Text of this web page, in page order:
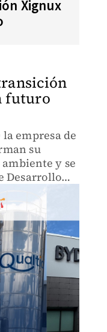
Xignux
futuro
empresa de
su
y se
Desarrollo